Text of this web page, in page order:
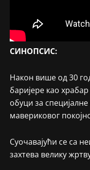
СИНОПСИС:
Након више од 30
баријере као
обуци за
мавериковог
Суочавајући се са
захтева велику